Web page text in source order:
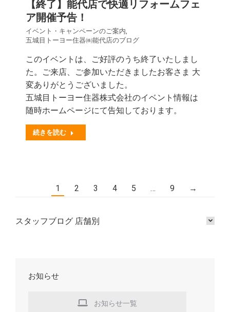
【終了】能代店で快適リフォームフェ
ア開催予告！
イベント・キャンペーンのご案内
五城目トーヨー住器㈱能代店のブログ
このイベントは、ご好評のうち終了いたしまし
た。ご来店、ご参加いただきましたお客さま 大
変ありがとうございました。
五城目トーヨー住器株式会社のイベント情報は
随時ホームページにて告知しております。
続きを読む
1 2 3 4 5 … 9 →
スタッフブログ 店舗別
お知らせ
お知らせ一覧